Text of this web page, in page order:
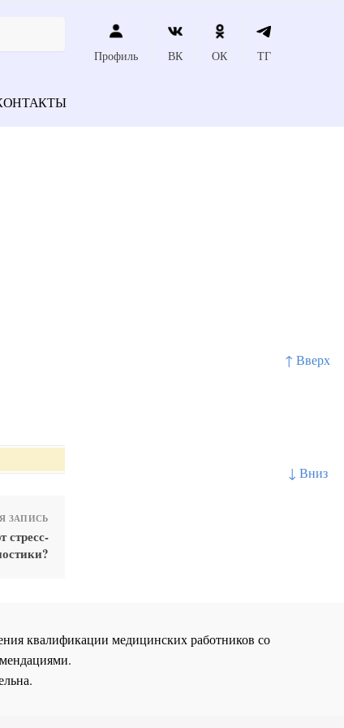
↑ Вверх
↓ Вниз
Профиль ВК ОК ТГ
ЗАПИСЬ
стресс-
квалификации медицинских работников со